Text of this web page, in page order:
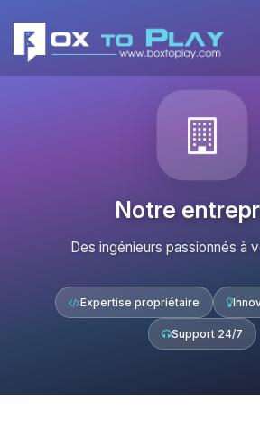
Notre
Des ingénieurs passionnés à
Expertise propriétaire
Support 24/7